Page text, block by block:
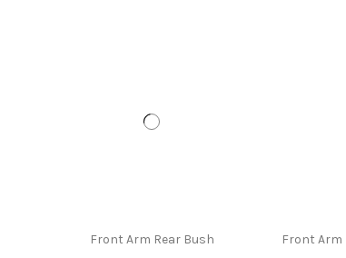
Front Arm Rear Bush
Front Arm